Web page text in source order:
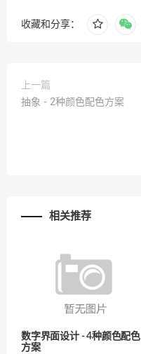
收藏和分享：
上一篇
抽象 - 2种颜色配色方案
相关推荐
数字界面设计 - 4种颜色配色
方案